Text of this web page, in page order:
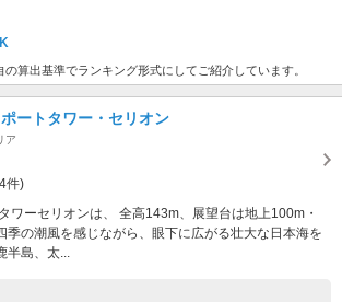
算出基準でランキング形式にしてご紹介しています。
ートタワー・セリオン
ア
件)
ワーセリオンは、 全高143m、展望台は地上100m・
季の潮風を感じながら、眼下に広がる壮大な日本海を
島、太...